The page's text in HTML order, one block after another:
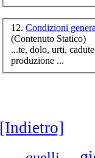
12. Condizioni
(Contenuto Statico)
...te, dolo, urti,
produzione ...
[Indietro]